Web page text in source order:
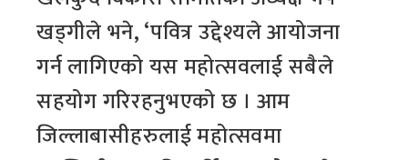
खड्गीले भने, ‘पवित्र उद्देश्यले आयोजना
गर्न लागिएको यस महोत्सवलाई सबैले
सहयोग गरिरहनुभएको छ । आम
जिल्लाबासीहरुलाई महोत्सवमा